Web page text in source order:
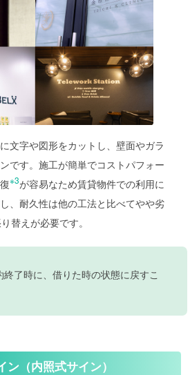
文字や図形をカットし、壁面やガラ
です。施工が簡単でコストパフォー
※3が容易なため賃貸物件での利用に
、耐久性は他の工法と比べてやや劣
替えが必要です。
了時に、借りた時の状態に戻すこ
（内照式サイン）